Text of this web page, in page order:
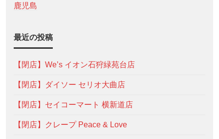
鹿児島
最近の投稿
【閉店】We’s イオン石狩緑苑台店
【閉店】ダイソー セリオ大曲店
【閉店】セイコーマート 横新道店
【閉店】クレープ Peace & Love